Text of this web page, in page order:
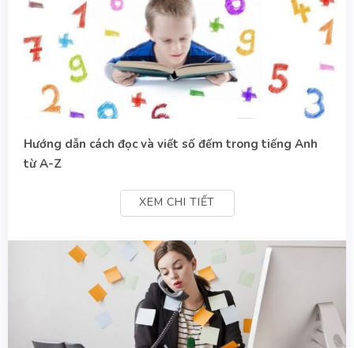
Hướng dẫn cách đọc và viết số đếm trong tiếng Anh
từ A-Z
XEM CHI TIẾT